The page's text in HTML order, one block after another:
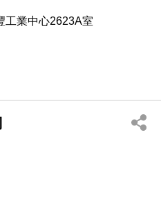
工業中心2623A室